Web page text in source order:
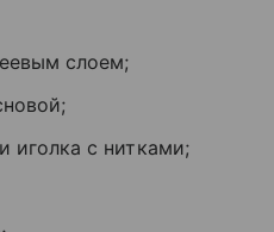
слоем;
иголка с нитками;